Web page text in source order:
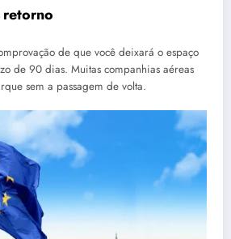
retorno
de que você deixará o espaço
de 90 dias. Muitas companhias aéreas
sem a passagem de volta.